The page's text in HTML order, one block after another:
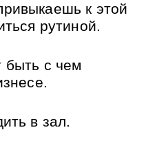
к этой
рутиной.
быть с чем
в зал.